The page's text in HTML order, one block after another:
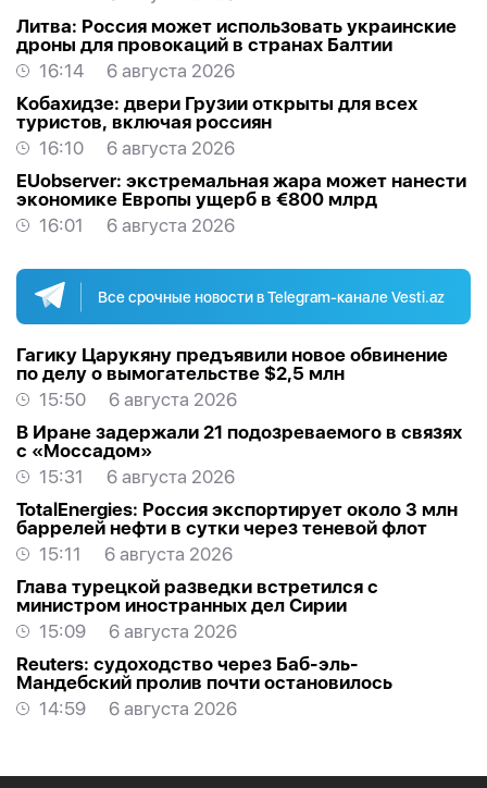
Литва: Россия может использовать украинские
дроны для провокаций в странах Балтии
16:14
6 августа 2026
Кобахидзе: двери Грузии открыты для всех
туристов, включая россиян
16:10
6 августа 2026
EUobserver: экстремальная жара может нанести
экономике Европы ущерб в €800 млрд
16:01
6 августа 2026
Все срочные новости в Telegram-канале Vesti.az
Гагику Царукяну предъявили новое обвинение
по делу о вымогательстве $2,5 млн
15:50
6 августа 2026
В Иране задержали 21 подозреваемого в связях
с «Моссадом»
15:31
6 августа 2026
TotalEnergies: Россия экспортирует около 3 млн
баррелей нефти в сутки через теневой флот
15:11
6 августа 2026
Глава турецкой разведки встретился с
министром иностранных дел Сирии
15:09
6 августа 2026
Reuters: судоходство через Баб-эль-
Мандебский пролив почти остановилось
14:59
6 августа 2026